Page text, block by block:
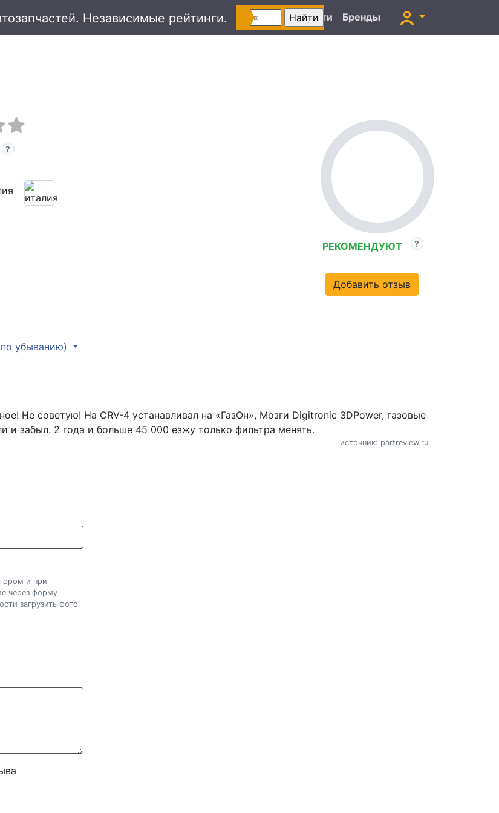
Автоновости Бренды
РЕКОМЕНДУЮТ
Добавить отзыв
убыванию)
Не советую! На CRV-4 устанавливал на «ГазОн», Мозги Digitronic 3DPower, газовые
и забыл. 2 года и больше 45 000 езжу только фильтра менять.
источник: partreview.ru
и при
через форму
загрузить фото